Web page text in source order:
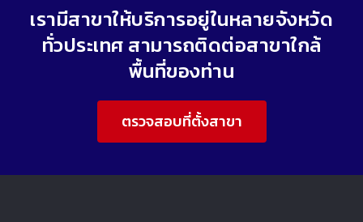
เรามีสาขาให้บริการอยู่ในหลายจังหวัด
ทั่วประเทศ สามารถติดต่อสาขาใกล้
พื้นที่ของท่าน
ตรวจสอบที่ตั้งสาขา